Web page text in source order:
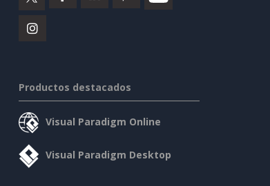
Productos destacados
Visual Paradigm Online
Visual Paradigm Desktop